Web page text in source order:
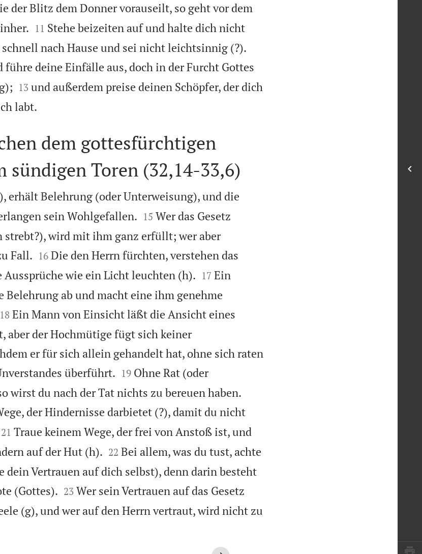
der Blitz dem Donner vorauseilt, so geht vor dem

11 Stehe beizeiten auf und halte dich nicht
nach Hause und sei nicht leichtsinnig (?).
führe deine Einfälle aus, doch in der Furcht Gottes

13 und außerdem preise deinen Schöpfer, der dich
labt.
dem gottesfürchtigen
sündigen Toren (32,14-33,6)
erhält Belehrung (oder Unterweisung), und die
sein Wohlgefallen.
15 Wer das Gesetz
wird mit ihm ganz erfüllt; wer aber
Fall.
16 Die den Herrn fürchten, verstehen das
Aussprüche wie ein Licht leuchten (h).
17 Ein
Belehrung ab und macht eine ihm genehme

18 Ein Mann von Einsicht läßt die Ansicht eines
aber der Hochmütige fügt sich keiner
er für sich allein gehandelt hat, ohne sich raten
überführt.
19 Ohne Rat (oder
wirst du nach der Tat nichts zu bereuen haben.
der Hindernisse darbietet (?), damit du nicht

21 Traue keinem Wege, der frei von Anstoß ist, und
auf der Hut (h).
22 Bei allem, was du tust, achte
dein Vertrauen auf dich selbst), denn darin besteht
(Gottes).
23 Wer sein Vertrauen auf das Gesetz
(g), und wer auf den Herrn vertraut, wird nicht zu